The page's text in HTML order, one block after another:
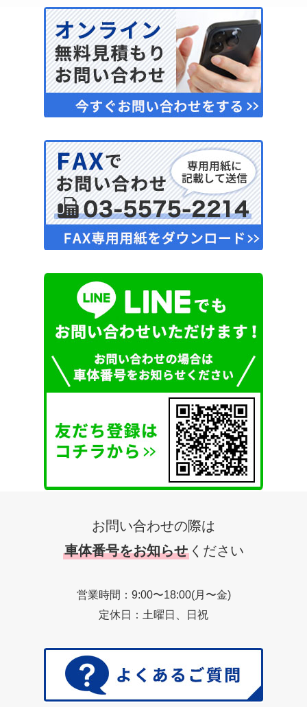
お問い合わせの際は
車体番号をお知らせ ください
営業時間：9:00〜18:00(月〜金)
定休日：土曜日、日祝